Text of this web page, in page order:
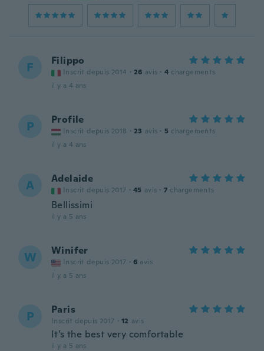
F Filippo
Inscrit depuis 2014 · 26 avis · 4 chargements
il y a 4 ans
P Profile
Inscrit depuis 2018 · 23 avis · 5 chargements
il y a 4 ans
A Adelaide
Inscrit depuis 2017 · 45 avis · 7 chargements
Bellissimi
il y a 5 ans
W Winifer
Inscrit depuis 2017 · 6 avis
il y a 5 ans
P Paris
Inscrit depuis 2017 · 12 avis
It’s the best very comfortable
il y a 5 ans